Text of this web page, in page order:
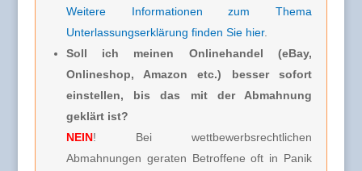
Weitere Informationen zum Thema
Unterlassungserklärung finden Sie hier.
Soll ich meinen Onlinehandel (eBay,
Onlineshop, Amazon etc.) besser sofort
einstellen, bis das mit der Abmahnung
geklärt ist?
NEIN! Bei wettbewerbsrechtlichen
Abmahnungen geraten Betroffene oft in Panik